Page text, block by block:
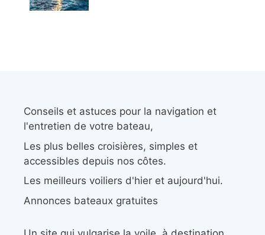
Conseils et astuces pour la navigation et
l'entretien de votre bateau,
Les plus belles croisières, simples et
accessibles depuis nos côtes.
Les meilleurs voiliers d'hier et aujourd'hui.
Annonces bateaux gratuites